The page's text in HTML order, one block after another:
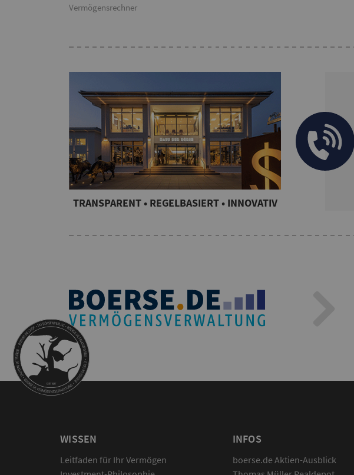
Vermögensrechner
TRANSPARENT • REGELBASIERT • INNOVATIV
WISSEN
Leitfaden für Ihr Vermögen
INFOS
boerse.de Aktien-Ausblick